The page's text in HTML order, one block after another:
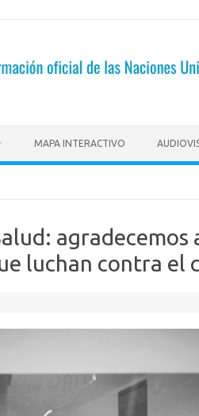
MAPA INTERACTIVO
agradecemos
luchan contra el